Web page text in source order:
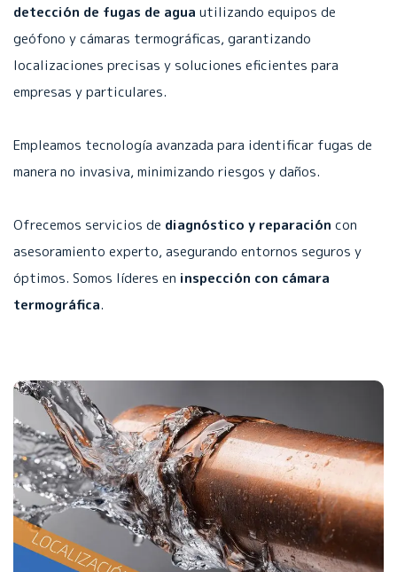
detección de fugas de agua utilizando equipos de
geófono y cámaras termográficas, garantizando
localizaciones precisas y soluciones eficientes para
empresas y particulares.
Empleamos tecnología avanzada para identificar fugas de
manera no invasiva, minimizando riesgos y daños.
Ofrecemos servicios de diagnóstico y reparación con
asesoramiento experto, asegurando entornos seguros y
óptimos. Somos líderes en inspección con cámara
termográfica.